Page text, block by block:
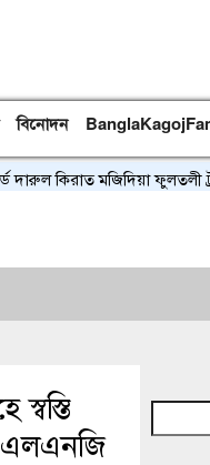
বিনোদন
মজিদিয়া ফুলতলী ট্রাস্টের